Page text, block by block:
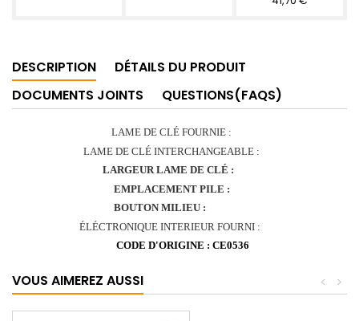
DESCRIPTION
DÉTAILS DU PRODUIT
DOCUMENTS JOINTS
QUESTIONS(FAQS)
LAME DE CLÉ FOURNIE :
LAME DE CLÉ INTERCHANGEABLE :
LARGEUR LAME DE CLÉ :
EMPLACEMENTPILE :
BOUTON MILIEU :
ÉLÉCTRONIQUE INTERIEUR FOURNI :
CODE D'ORIGINE : CE0536
VOUS AIMEREZ AUSSI >
<